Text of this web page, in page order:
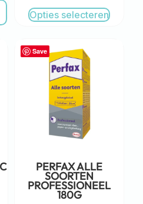
Opties selecteren
Save
PERFAX ALLE
SOORTEN
PROFESSIONEEL
180G